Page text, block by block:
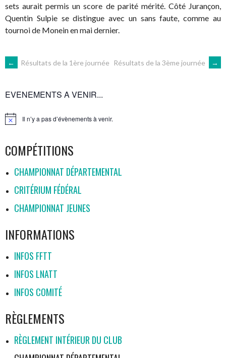
sets aurait permis un score de parité mérité. Côté Jurançon,
Quentin Sulpie se distingue avec un sans faute, comme au
tournoi de Monein en mai dernier.
NAVIGATION
DES
ARTICLES
← Résultats de la 1ère journée Résultats de la 3ème journée →
EVENEMENTS A VENIR...
Notice Il n’y a pas d’évènements à venir.
COMPÉTITIONS
CHAMPIONNAT DÉPARTEMENTAL
CRITÉRIUM FÉDÉRAL
CHAMPIONNAT JEUNES
INFORMATIONS
INFOS FFTT
INFOS LNATT
INFOS COMITÉ
RÈGLEMENTS
RÈGLEMENT INTÉRIEUR DU CLUB